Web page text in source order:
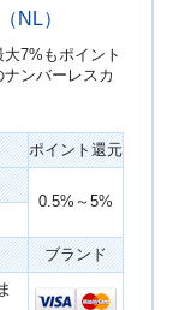
NL）
7%もポイント
ンバーレスカ
ポイント還元
0.5%～5%
ブランド